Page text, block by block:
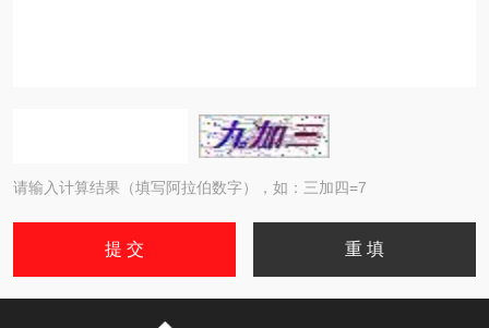
请输入计算结果（填写阿拉伯数字），如：三加四=7